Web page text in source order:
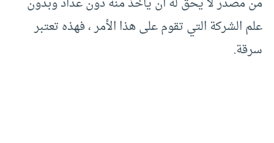
علم الشركة التي تقوم على هذا الأمر ، فهذه تعتبر
سرقة.